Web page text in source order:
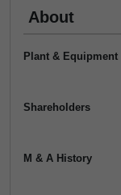
About
Plant & Equipment
Shareholders
M & A History